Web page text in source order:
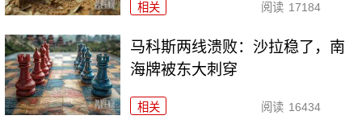
相关 阅读 17184
马科斯两线溃败：沙拉稳了，南
海牌被东大刺穿
相关 阅读 16434